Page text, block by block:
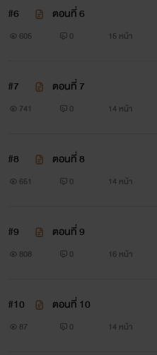
#6 ตอนที่ 6
605 0 15 หน้า
#7 ตอนที่ 7
741 0 14 หน้า
#8 ตอนที่ 8
651 0 14 หน้า
#9 ตอนที่ 9
808 0 16 หน้า
#10 ตอนที่ 10
87 0 14 หน้า